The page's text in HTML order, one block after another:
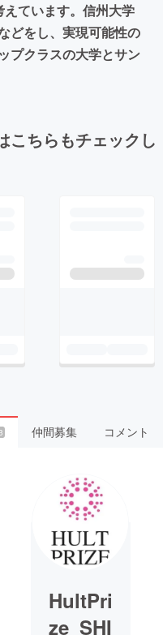
えています。信州大学
どをし、実現可能性の
プクラスの大学とサン
こちらもチェックし
仲間募集 コメント
HultPri
ze_SHI